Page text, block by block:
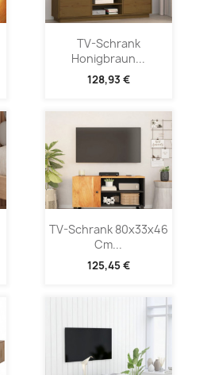
TV-Schrank
Honigbraun...
128,93 €
TV-Schrank 80x33x46
Cm...
125,45 €